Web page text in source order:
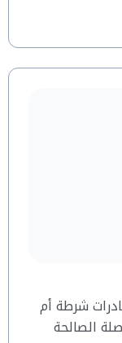
شرطة أم
الصالحة